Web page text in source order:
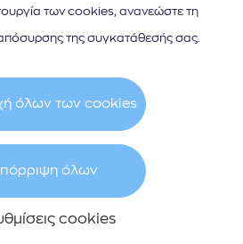
επίσης γνωστή για
παραλίες της. Η
νησιού εκτείνεται
μέσα στα οποία
πολυάριθμες
των cookies, ανανεώστε τη
της συγκατάθεσής σας.
όλων των cookies
όλων
cookies